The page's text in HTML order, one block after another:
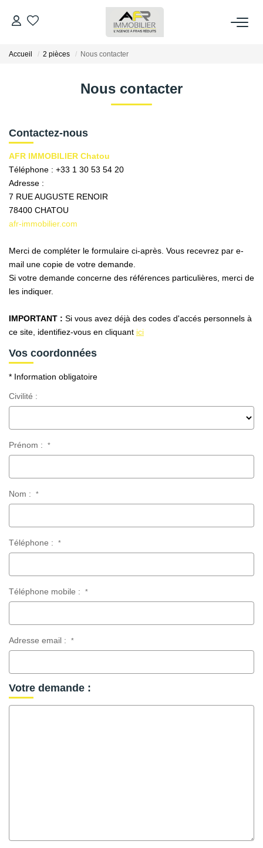
ACHETER
LOUER
FAIRE GÉRER
NOS AGENCES
AFR IMMOBILIER Bezons
AFR IMMOBILIER Carrières-Sur-Seine
AFR IMMOBILIER Chatou - Location | Gestion | Syndic
AFR IMMOBILIER Houilles
Accueil 2 pièces Nous contacter
Nous contacter
Contactez-nous
AFR IMMOBILIER Chatou
Téléphone : +33 1 30 53 54 20
Adresse :
7 RUE AUGUSTE RENOIR
78400 CHATOU
afr-immobilier.com
Merci de compléter le formulaire ci-après. Vous recevrez par e-
mail une copie de votre demande.
Si votre demande concerne des références particulières, merci de
les indiquer.
IMPORTANT : Si vous avez déjà des codes d'accés personnels à
ce site, identifiez-vous en cliquant ici
Vos coordonnées
* Information obligatoire
Civilité :
Prénom : *
Nom : *
Téléphone : *
Téléphone mobile : *
Adresse email : *
Votre demande :